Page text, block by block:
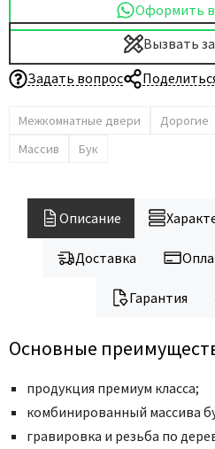
Fuaro
Griffwerk
Kapelli
Komfort Doors
Legend
Luxor
Milyana
Оформить в
Вызвать
Задать вопрос
Межкомнатные двери Дорогие
Массив
Бук
Описание
Доставка
Гарантия
Основные
продукция премиум класса;
комбинированный массива
гравировка и резьба по